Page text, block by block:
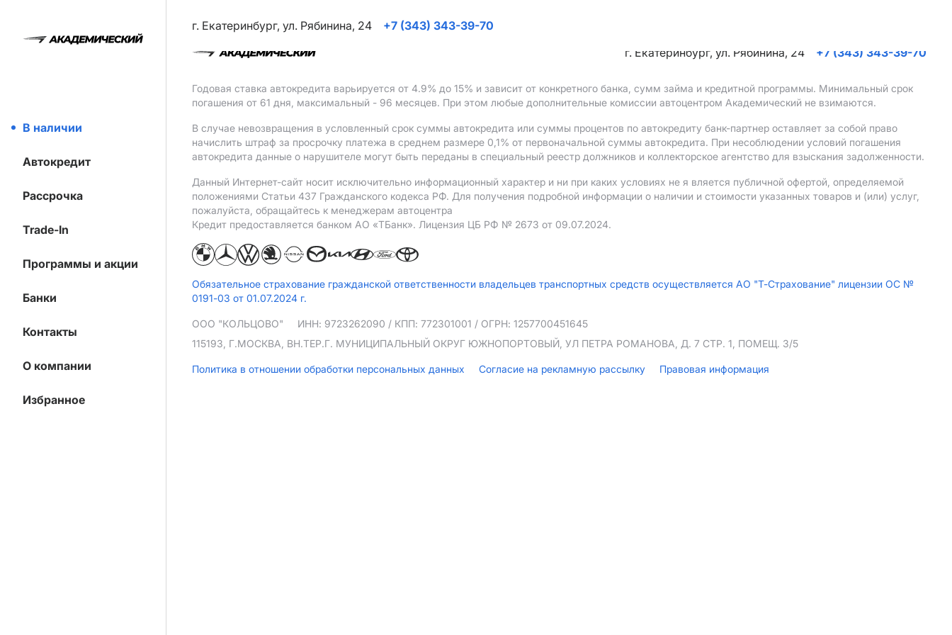
В наличии
Автокредит
Рассрочка
Trade-In
Программы и акции
Банки
Контакты
О компании
Избранное
г. Екатеринбург, ул. Рябинина, 24
+7 (343) 343-39-70
г. Екатеринбург, ул. Рябинина, 24
+7 (343) 343-39-70
Годовая ставка автокредита варьируется от 4.9% до 15% и зависит от конкретного банка, сумм займа и кредитной программы. Минимальный срок
погашения от 61 дня, максимальный - 96 месяцев. При этом любые дополнительные комиссии автоцентром Академический не взимаются.
В случае невозвращения в условленный срок суммы автокредита или суммы процентов по автокредиту банк-партнер оставляет за собой право
начислить штраф за просрочку платежа в среднем размере 0,1% от первоначальной суммы автокредита. При несоблюдении условий погашения
автокредита данные о нарушителе могут быть переданы в специальный реестр должников и коллекторское агентство для взыскания задолженности.
Данный Интернет-сайт носит исключительно информационный характер и ни при каких условиях не я вляется публичной офертой, определяемой
положениями Статьи 437 Гражданского кодекса РФ. Для получения подробной информации о наличии и стоимости указанных товаров и (или) услуг,
пожалуйста, обращайтесь к менеджерам автоцентра
Кредит предоставляется банком АO «ТБанк». Лицензия ЦБ РФ № 2673 от 09.07.2024.
Обязательное страхование гражданской ответственности владельцев транспортных средств осуществляется АО "Т-Страхование" лицензии ОС №
0191-03 от 01.07.2024 г.
ООО "КОЛЬЦОВО" ИНН: 9723262090 / КПП: 772301001 / ОГРН: 1257700451645
115193, Г.МОСКВА, ВН.ТЕР.Г. МУНИЦИПАЛЬНЫЙ ОКРУГ ЮЖНОПОРТОВЫЙ, УЛ ПЕТРА РОМАНОВА, Д. 7 СТР. 1, ПОМЕЩ. 3/5
Политика в отношении обработки персональных данных Согласие на рекламную рассылку Правовая информация